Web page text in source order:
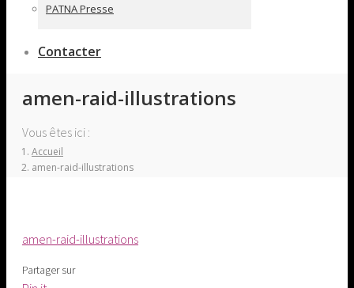
PATNA Presse
Contacter
amen-raid-illustrations
Vous êtes ici :
Accueil
amen-raid-illustrations
amen-raid-illustrations
Partager sur